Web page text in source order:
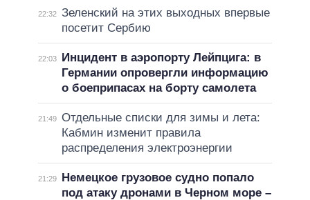
22:32 Зеленский на этих выходных впервые
посетит Сербию
22:03
Инцидент в аэропорту Лейпцига: в
Германии опровергли информацию
о боеприпасах на борту самолета
21:49 Отдельные списки для зимы и лета:
Кабмин изменит правила
распределения электроэнергии
21:29
Немецкое грузовое судно попало
под атаку дронами в Черном море –